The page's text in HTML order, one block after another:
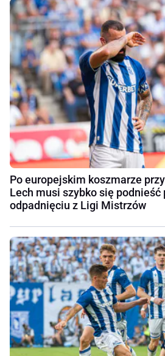
Po europejskim koszmarze
Lech musi szybko się podnieść
odpadnięciu z Ligi Mistrzów